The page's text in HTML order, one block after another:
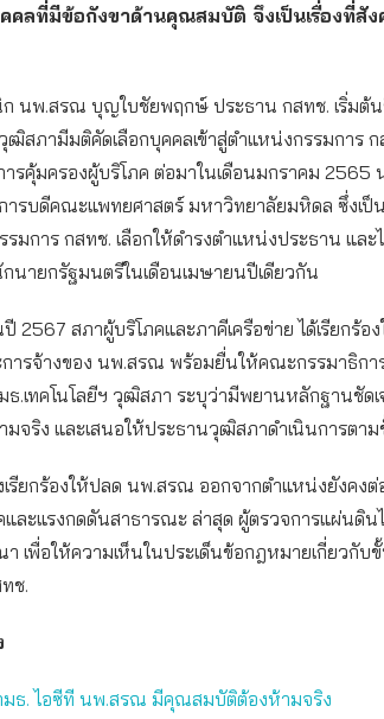
คลที่มีข้อกังขาด้านคุณสมบัติ จึงเป็นเรื่องที่สั
นพ.สรณ บุญใบชัยพฤกษ์ ประธาน กสทช. เริ่มต้
สภามีมติคัดเลือกบุคคลเข้าสู่ตำแหน่งกรรมการ
ารคุ้มครองผู้บริโภค ต่อมาในเดือนมกราคม 2565
ารบดีคณะแพทยศาสตร์ มหาวิทยาลัยมหิดล ซึ่งเป็
มการ กสทช. เลือกให้ดำรงตำแหน่งประธาน และ
นายกรัฐมนตรีในเดือนเมษายนปีเดียวกัน
ปี 2567 สภาผู้บริโภคและภาคีเครือข่าย ได้เรียกร้
ารจ้างของ นพ.สรณ พร้อมยื่นให้คณะกรรมาธิก
.เทคโนโลยีฯ วุฒิสภา ระบุว่ามีพยานหลักฐานชัด
จริง และเสนอให้ประธานวุฒิสภาดำเนินการตา
เรียกร้องให้ปลด นพ.สรณ ออกจากตำแหน่งยังคง
ละแรงกดดันสาธารณะ ล่าสุด ผู้ตรวจการแผ่นดิน
เพื่อให้ความเห็นในประเด็นข้อกฎหมายเกี่ยวกั
ช.
มธ. ไอซีที นพ.สรณ มีคุณสมบัติต้องห้ามจริง